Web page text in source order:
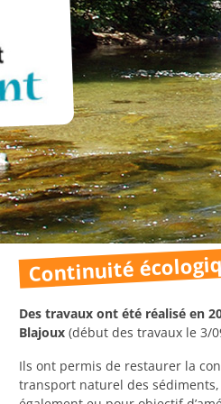
Continuité
Des travaux ont été réalisé en
Blajoux (début des travaux le 3/
Ils ont permis de restaurer la
transport naturel des